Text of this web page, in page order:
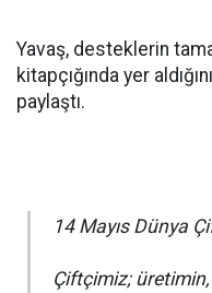
Yavaş, desteklerin
kitapçığında yer
paylaştı.
14 Mayıs Dünya
Çiftçimiz;